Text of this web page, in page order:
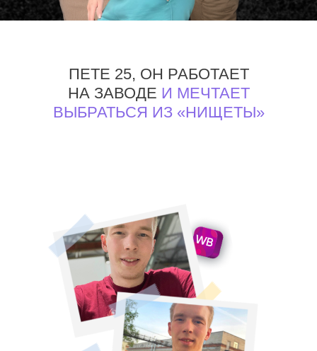
ПЕТЕ 25, ОН РАБОТАЕТ
НА ЗАВОДЕ И МЕЧТАЕТ
ВЫБРАТЬСЯ ИЗ «НИЩЕТЫ»